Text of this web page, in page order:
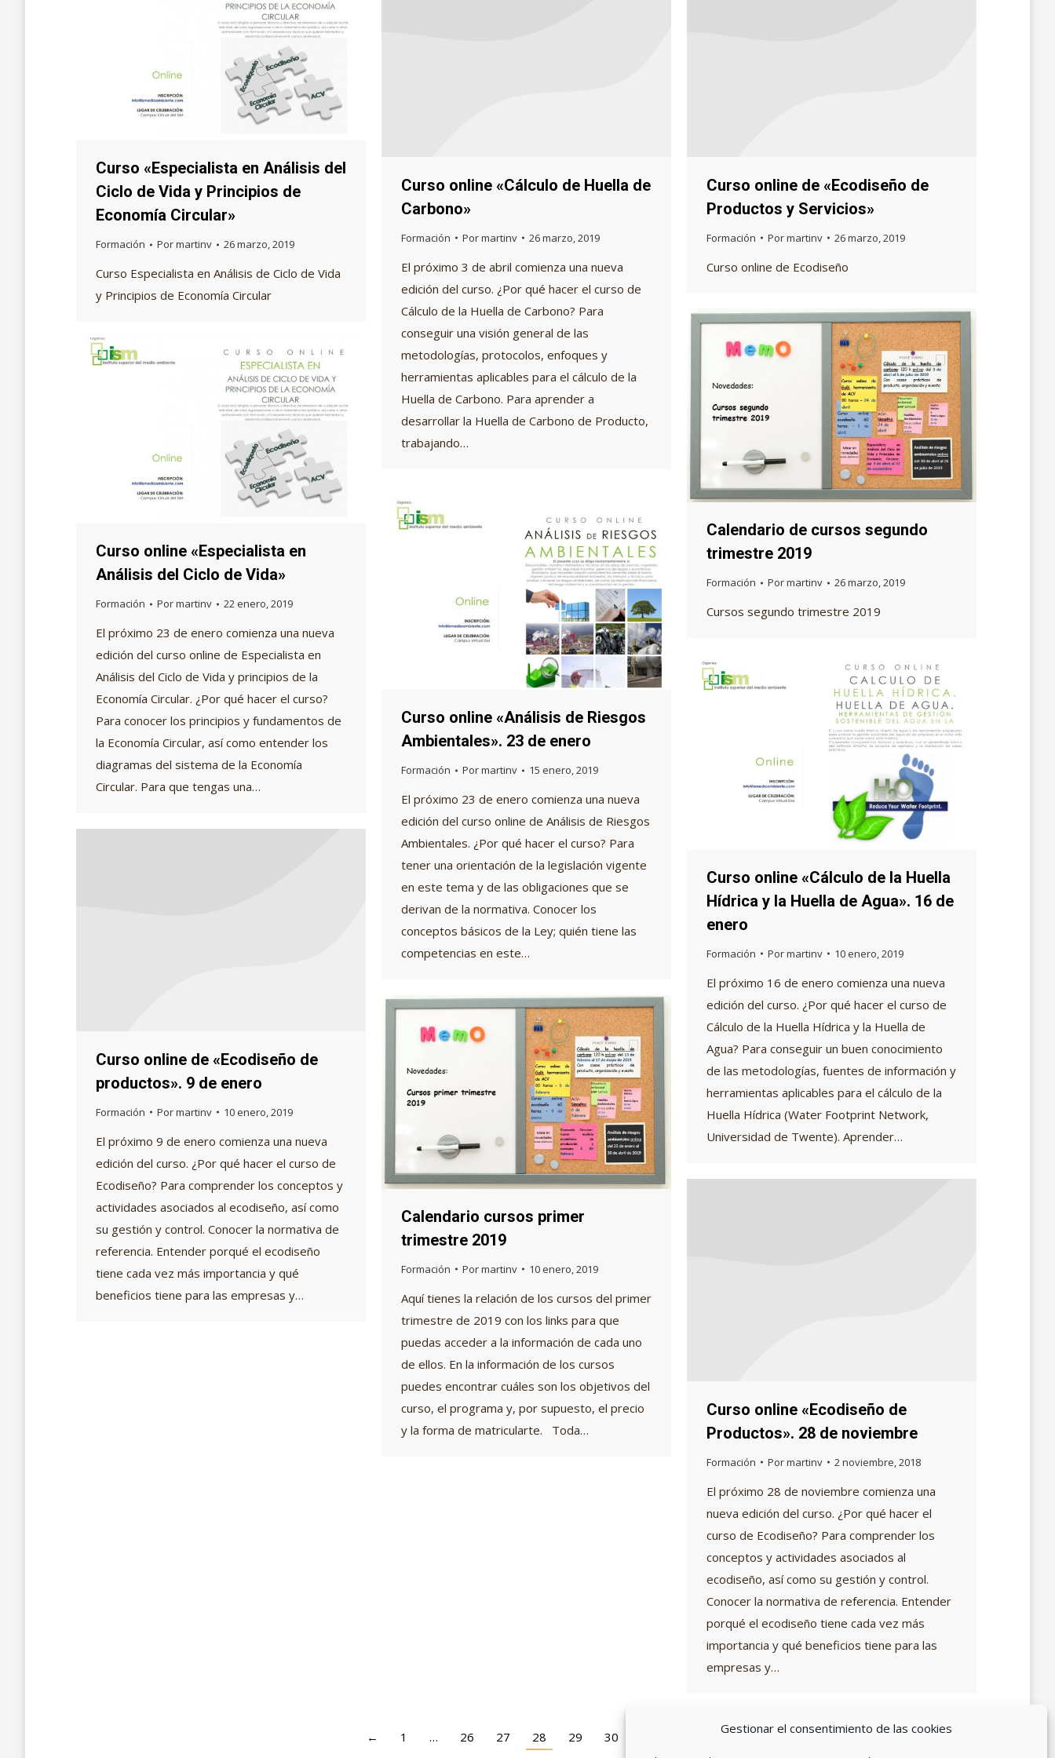
Gestionar el consentimiento de las cookies
Curso «Especialista en Análisis del
Ciclo de Vida y Principios de
Economía Circular»
Formación Pormartinv 26 marzo, 2019
Curso Especialista en Análisis de Ciclo de Vida
y Principios de Economía Circular
Curso online «Cálculo de Huella de
Carbono»
Formación Pormartinv 26 marzo, 2019
El próximo 3 de abril comienza una nueva
edición del curso. ¿Por qué hacer el curso de
Cálculo de la Huella de Carbono? Para
conseguir una visión general de las
metodologías, protocolos, enfoques y
herramientas aplicables para el cálculo de la
Huella de Carbono. Para aprender a
desarrollar la Huella de Carbono de Producto,
trabajando…
Curso online de «Ecodiseño de
Productos y Servicios»
Formación Pormartinv 26 marzo, 2019
Curso online de Ecodiseño
Calendario de cursos segundo
trimestre 2019
Formación Pormartinv 26 marzo, 2019
Cursos segundo trimestre 2019
Curso online «Especialista en
Análisis del Ciclo de Vida»
Formación Pormartinv 22 enero, 2019
El próximo 23 de enero comienza una nueva
edición del curso online de Especialista en
Análisis del Ciclo de Vida y principios de la
Economía Circular. ¿Por qué hacer el curso?
Para conocer los principios y fundamentos de
la Economía Circular, así como entender los
diagramas del sistema de la Economía
Circular. Para que tengas una…
Curso online «Análisis de Riesgos
Ambientales». 23 de enero
Formación Pormartinv 15 enero, 2019
El próximo 23 de enero comienza una nueva
edición del curso online de Análisis de Riesgos
Ambientales. ¿Por qué hacer el curso? Para
tener una orientación de la legislación vigente
en este tema y de las obligaciones que se
derivan de la normativa. Conocer los
conceptos básicos de la Ley; quién tiene las
competencias en este…
Curso online «Cálculo de la Huella
Hídrica y la Huella de Agua». 16 de
enero
Formación Pormartinv 10 enero, 2019
El próximo 16 de enero comienza una nueva
edición del curso. ¿Por qué hacer el curso de
Cálculo de la Huella Hídrica y la Huella de
Agua? Para conseguir un buen conocimiento
de las metodologías, fuentes de información y
herramientas aplicables para el cálculo de la
Huella Hídrica (Water Footprint Network,
Universidad de Twente). Aprender…
Curso online de «Ecodiseño de
productos». 9 de enero
Formación Pormartinv 10 enero, 2019
El próximo 9 de enero comienza una nueva
edición del curso. ¿Por qué hacer el curso de
Ecodiseño? Para comprender los conceptos y
actividades asociados al ecodiseño, así como
su gestión y control. Conocer la normativa de
referencia. Entender porqué el ecodiseño
tiene cada vez más importancia y qué
beneficios tiene para las empresas y…
Calendario cursos primer
trimestre 2019
Formación Pormartinv 10 enero, 2019
Aquí tienes la relación de los cursos del primer
trimestre de 2019 con los links para que
puedas acceder a la información de cada uno
de ellos. En la información de los cursos
puedes encontrar cuáles son los objetivos del
curso, el programa y, por supuesto, el precio
y la forma de matricularte. Toda…
Curso online «Ecodiseño de
Productos». 28 de noviembre
Formación Pormartinv 2 noviembre, 2018
El próximo 28 de noviembre comienza una
nueva edición del curso. ¿Por qué hacer el
curso de Ecodiseño? Para comprender los
conceptos y actividades asociados al
ecodiseño, así como su gestión y control.
Conocer la normativa de referencia. Entender
porqué el ecodiseño tiene cada vez más
importancia y qué beneficios tiene para las
empresas y…
← 1 … 26 27 28 29 30